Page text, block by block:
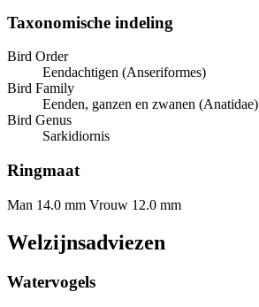
Taxonomische indeling
Bird Order
Eendachtigen (Anseriformes)
Bird Family
Eenden, ganzen en zwanen (Anatidae)
Bird Genus
Sarkidiornis
Ringmaat
Man 14.0 mm Vrouw 12.0 mm
Welzijnsadviezen
Watervogels